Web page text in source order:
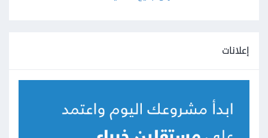
إعلانات